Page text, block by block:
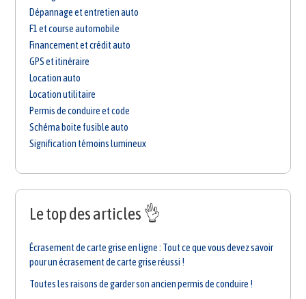
Dépannage et entretien auto
F1 et course automobile
Financement et crédit auto
GPS et itinéraire
Location auto
Location utilitaire
Permis de conduire et code
Schéma boite fusible auto
Signification témoins lumineux
Le top des articles 👌
Écrasement de carte grise en ligne : Tout ce que vous devez savoir
pour un écrasement de carte grise réussi !
Toutes les raisons de garder son ancien permis de conduire !